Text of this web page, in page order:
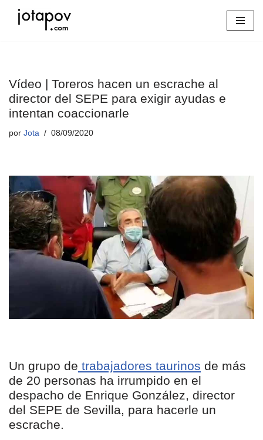
Vídeo | Toreros hacen un escrache al
director del SEPE para exigir ayudas e
intentan coaccionarle
por Jota 08/09/2020
Un grupo de trabajadores taurinos de más
de 20 personas ha irrumpido en el
despacho de Enrique González, director
del SEPE de Sevilla, para hacerle un
escrache.